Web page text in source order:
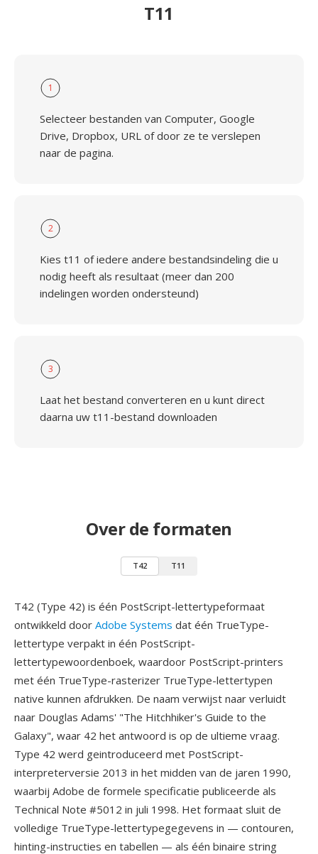
T11
1
Selecteer bestanden van Computer, Google
Drive, Dropbox, URL of door ze te verslepen
naar de pagina.
2
Kies t11 of iedere andere bestandsindeling die u
nodig heeft als resultaat (meer dan 200
indelingen worden ondersteund)
3
Laat het bestand converteren en u kunt direct
daarna uw t11-bestand downloaden
Over de formaten
T42 T11
T42 (Type 42) is één PostScript-lettertypeformaat
ontwikkeld door Adobe Systems dat één TrueType-
lettertype verpakt in één PostScript-
lettertypewoordenboek, waardoor PostScript-printers
met één TrueType-rasterizer TrueType-lettertypen
native kunnen afdrukken. De naam verwijst naar verluidt
naar Douglas Adams' "The Hitchhiker's Guide to the
Galaxy", waar 42 het antwoord is op de ultieme vraag.
Type 42 werd geintroduceerd met PostScript-
interpreterversie 2013 in het midden van de jaren 1990,
waarbij Adobe de formele specificatie publiceerde als
Technical Note #5012 in juli 1998. Het formaat sluit de
volledige TrueType-lettertypegegevens in — contouren,
hinting-instructies en tabellen — als één binaire string